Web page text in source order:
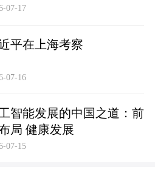
07-17
平在上海考察
07-16
智能发展的中国之道：前
局 健康发展
07-15